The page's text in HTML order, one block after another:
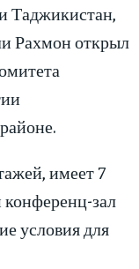
Таджикистан,
Рахмон открыл
имеет 7
конференц-зал
условия для